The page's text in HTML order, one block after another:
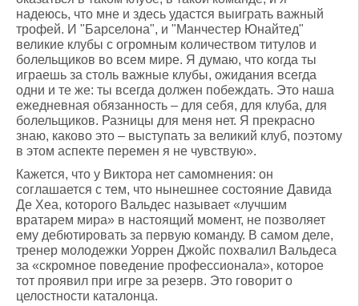
надеюсь, что мне и здесь удастся выиграть важный
трофей. И "Барселона", и "Манчестер Юнайтед"
великие клубы с огромным количеством титулов и
болельщиков во всем мире. Я думаю, что когда ты
играешь за столь важные клубы, ожидания всегда
одни и те же: ты всегда должен побеждать. Это наша
ежедневная обязанность – для себя, для клуба, для
болельщиков. Разницы для меня нет. Я прекрасно
знаю, каково это – выступать за великий клуб, поэтому
в этом аспекте перемен я не чувствую».
Кажется, что у Виктора нет самомнения: он
соглашается с тем, что нынешнее состояние Давида
Де Хеа, которого Вальдес называет «лучшим
вратарем мира» в настоящий момент, не позволяет
ему дебютировать за первую команду. В самом деле,
тренер молодежки Уоррен Джойс похвалил Вальдеса
за «скромное поведение профессионала», которое
тот проявил при игре за резерв. Это говорит о
целостности каталонца.